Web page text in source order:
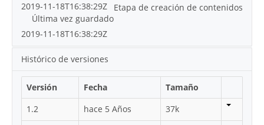
Etapa de creación de contenidos
2019-11-18T16:38:29Z
Última vez guardado
2019-11-18T16:38:29Z
Histórico de versiones
Versión Fecha
Tamaño
1.2
hace 5 Años
37k